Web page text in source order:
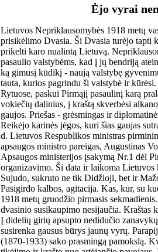
Ėjo vyrai
Lietuvos Nepriklausomybės 1918 metų
prisikėlimo Dvasia. Ši Dvasia turėjo tapti
prikelti karo nualintą Lietuvą.
pasaulio valstybėms, kad į jų bendriją
ką gimusį kūdikį - naują valstybę
tauta, kurios pagrindu ši valstybė ir
Rytuose, paskui Pirmąjį pasaulinį karą
vokiečių dalinius, į kraštą skverbėsi
gaujos. Priešas - grėsmingas ir
Reikėjo karinės jėgos, kuri šias gaujas
d. Lietuvos Respublikos ministras
apsaugos ministro pareigas, Augustinas
Apsaugos ministerijos įsakymą Nr.1 dėl
organizavimo. Ši data ir laikoma Lietuvos
Sujudo, sukruto ne tik Didžioji, bet ir
Pasigirdo kalbos, agitacija. Kas, kur, su
1918 metų gruodžio pirmasis
dvasinio susikaupimo nesijaučia. Kraštas
Į didelių girių apsupto nedidučio
susirenka gausus būrys jaunų vyrų.
(1870-1933) sako prasmingą pamokslą.